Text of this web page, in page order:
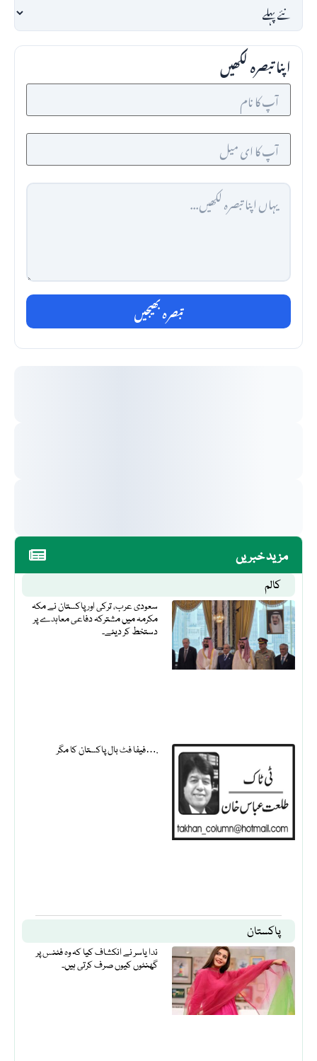
مزید خبریں
کالم
سعودی عرب، ترکی اور پاکستان نے مکہ
مکرمہ میں مشترکہ دفاعی معاہدے پر
دستخط کر دیئے۔
فیفا فٹ بال پاکستان کا مگر….
پاکستان
ندا یاسر نے انکشاف کیا کہ وہ فٹنس پر
گھنٹوں کیوں صرف کرتی ہیں۔
اپنا تبصرہ لکھیں
تبصرہ بھیجیں